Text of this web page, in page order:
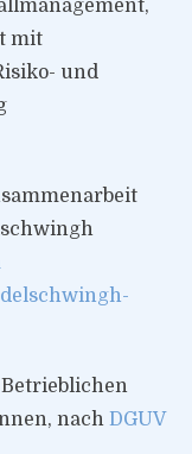
mit
und
nach DGUV